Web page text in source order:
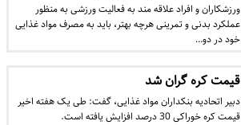
ورزشکاران و افراد علاقه مند به فعالیت ورزشی به منظور
عملکرد بدنی و تمرینی هرچه بهتر، باید به مصرف مواد غذایی
خود در دو…
قیمت کره گران شد
دبیر اتحادیه بنکداران مواد غذایی، گفت: طی یک هفته اخیر
قیمت کره خوراکی 30 درصد افزایش یافته است.